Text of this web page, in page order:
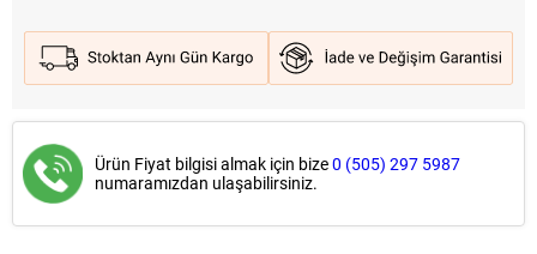
Ürün Fiyat bilgisi almak için bize0 (505) 297 5987
numaramızdan ulaşabilirsiniz.